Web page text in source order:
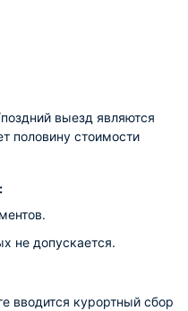
выезд являются
половину стоимости
не допускается.
вводится курортный сбор